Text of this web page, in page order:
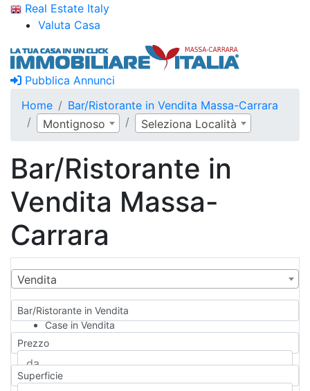
Real Estate Italy
Valuta Casa
Pubblica Annunci
Home
Bar/Ristorante in Vendita Massa-Carrara
Montignoso
Seleziona Località
Bar/Ristorante in
Vendita Massa-
Carrara
Vendita
Bar/Ristorante in Vendita
Case in Vendita
Qualsiasi
Appartamento
Casa indipendente
Casa Semi-indipendente
Prezzo
Superficie